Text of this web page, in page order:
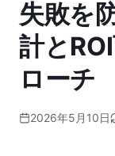
失敗を
計と
ローチ
2026年5月10日